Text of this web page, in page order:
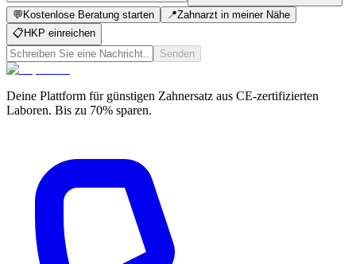
💬 Kostenlose Beratung starten 📍Zahnarzt in meiner Nähe
📋 HKP einreichen
Senden
Deine Plattform für günstigen Zahnersatz aus CE-zertifizierten
Laboren. Bis zu 70% sparen.